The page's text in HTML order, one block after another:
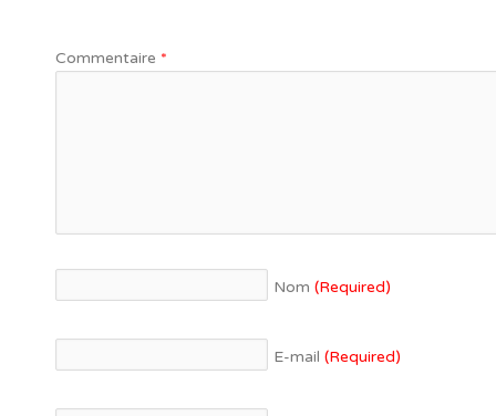
Commentaire *
Nom (Required)
E-mail (Required)